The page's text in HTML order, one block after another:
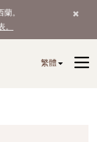
。
。
繁體